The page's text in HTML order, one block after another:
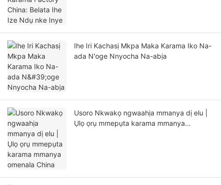
Ihe Iri Kachasị Mkpa Maka Karama Iko Na-
ada N'oge Nnyocha Na-abịa
Usoro Nkwakọ ngwaahịa mmanya dị elu |
Ụlọ ọrụ mmepụta karama mmanya